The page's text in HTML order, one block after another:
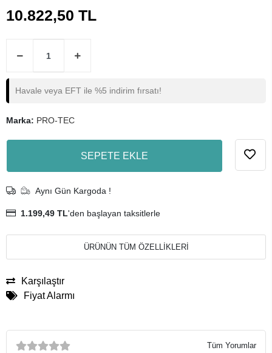
10.822,50 TL
Havale veya EFT ile %5 indirim fırsatı!
Marka: PRO-TEC
SEPETE EKLE
Aynı Gün Kargoda !
1.199,49 TL'den başlayan taksitlerle
ÜRÜNÜN TÜM ÖZELLİKLERİ
Karşılaştır
Fiyat Alarmı
Tüm Yorumlar